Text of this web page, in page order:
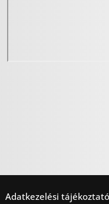
Adatkezelési tájékoztató